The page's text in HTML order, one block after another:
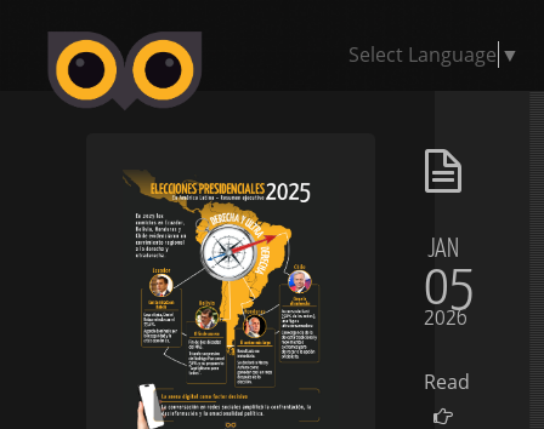
Select Language ▼
JAN
05
2026
Read